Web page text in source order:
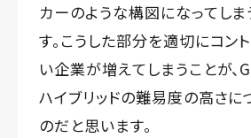
カーのような構図になってし
す。こうした部分を適切にコン
い企業が増えてしまうことが
ハイブリッドの難易度の高さに
のだと思います。